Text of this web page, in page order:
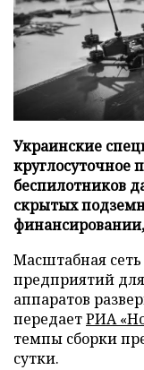
Украинские
круглосуточное
беспилотников
скрытых
Масштабная
предприятий
аппаратов
передаетРИА
темпы сборки
сутки.